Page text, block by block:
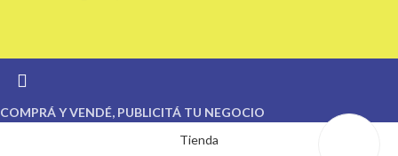
COMPRÁ Y VENDÉ, PUBLICITÁ TU NEGOCIO
Tienda